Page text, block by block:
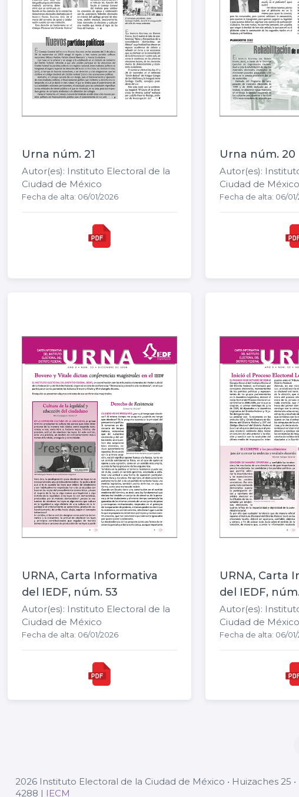
Urna núm. 21
Autor(es): Instituto Electoral de la
Ciudad de México
Fecha de alta: 06/01/2026
Urna núm. 20
Autor(es):
Ciudad de México
Fecha de alta: 06/
URNA, Carta Informativa
del IEDF, núm. 53
Autor(es): Instituto Electoral de la
Ciudad de México
Fecha de alta: 06/01/2026
URNA, Carta
del IEDF,
Autor(es):
Ciudad de México
Fecha de alta: 06/
2026 Instituto Electoral de la Ciudad de México • Huizaches 25
4288 | IECM